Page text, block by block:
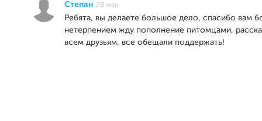
Степан 28 мая
Ребята, вы делаете большое дело, спасибо вам
нетерпением жду пополнение питомцами,
всем друзьям, все обещали поддержать!